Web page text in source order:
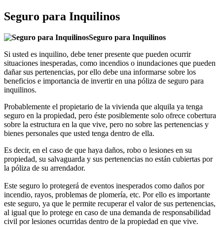
Seguro para Inquilinos
Seguro para Inquilinos
Si usted es inquilino, debe tener presente que pueden ocurrir
situaciones inesperadas, como incendios o inundaciones que pueden
dañar sus pertenencias, por ello debe una informarse sobre los
beneficios e importancia de invertir en una póliza de seguro para
inquilinos.
Probablemente el propietario de la vivienda que alquila ya tenga
seguro en la propiedad, pero éste posiblemente solo ofrece cobertura
sobre la estructura en la que vive, pero no sobre las pertenencias y
bienes personales que usted tenga dentro de ella.
Es decir, en el caso de que haya daños, robo o lesiones en su
propiedad, su salvaguarda y sus pertenencias no están cubiertas por
la póliza de su arrendador.
Este seguro lo protegerá de eventos inesperados como daños por
incendio, rayos, problemas de plomería, etc. Por ello es importante
este seguro, ya que le permite recuperar el valor de sus pertenencias,
al igual que lo protege en caso de una demanda de responsabilidad
civil por lesiones ocurridas dentro de la propiedad en que vive.